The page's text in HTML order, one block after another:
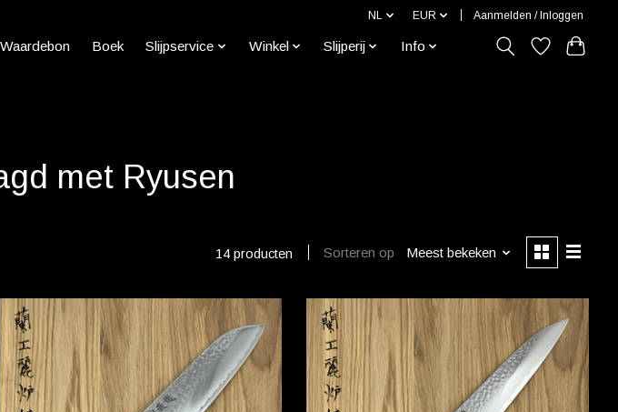
NL EUR Aanmelden / Inloggen
Waardebon Boek Slijpservice Winkel Slijperij Info
met Ryusen
14 producten Sorteren op Meest bekeken